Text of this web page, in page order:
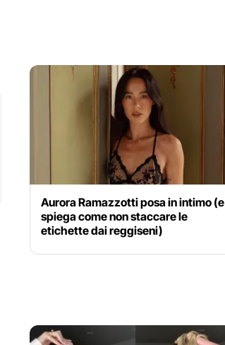
Aurora Ramazzotti posa in intimo (e
spiega come non staccare le
etichette dai reggiseni)